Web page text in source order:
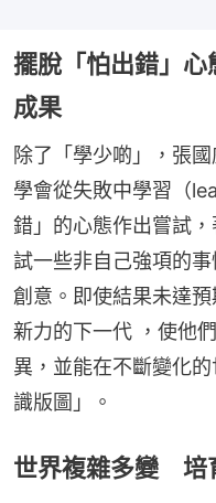
擺脫「怕出錯」
成果
除了「學少啲」，張
學會從失敗中學習（
錯」的心態作出嘗試
試一些非自己強項的
創意。即使結果未達
新力的下一代 ，使他
異，並能在不斷變化
識版圖」。
世界複雜多變 培